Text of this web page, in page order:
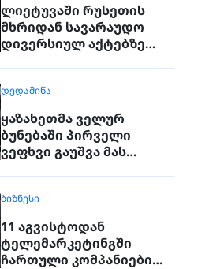
ლიეტუვაში რუსეთის
მხრიდან სავარაუდო
დივერსიულ აქტებზე
ᲓᲔᲓᲐᲛᲘᲬᲐ
ყაზახეთმა ველურ
ბუნებაში პირველი
ვეფხვი გაუშვა მას
გაქრა თურანული ვეფხვი
ᲑᲘᲖᲜᲔᲡᲘ
11 აგვისტოდან
ტელემარკეტინგში
ჩართული კომპანიები